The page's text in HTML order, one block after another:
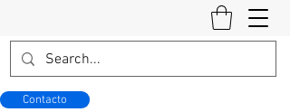
Contacto